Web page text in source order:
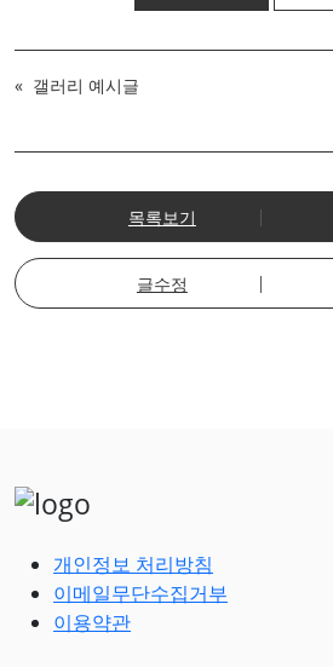
« 갤러리 예시글
목록보기
글수정
개인정보 처리방침
이메일무단수집거부
이용약관